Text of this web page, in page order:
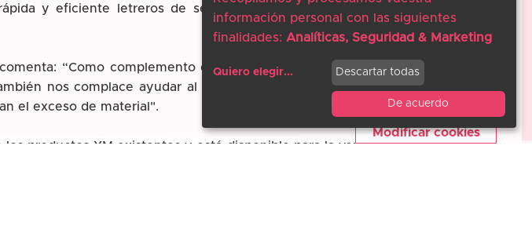
y eficiente letreros de seguridad COVID personalizados sin la
“Como complemento de nuestra cartera existente, SYNAPS
nos complace ayudar al medio ambiente al ofrecer materiales
el exceso de material".
productos XM existentes y está disponible para la venta a partir de
Modificar cookies
información personal con las siguientes
finalidades: Analíticas, Seguridad & Marketing
Quiero elegir... Descartar todas
De acuerdo